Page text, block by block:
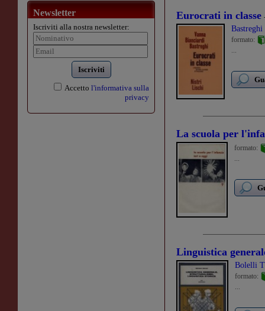
Newsletter
Iscriviti alla nostra newsletter:
Iscriviti
Accetto l'informativa sulla
privacy
Eurocrati in classe
Bastreghi
formato:
...
La scuola per
formato:
...
Linguistica
Bolelli
formato:
...